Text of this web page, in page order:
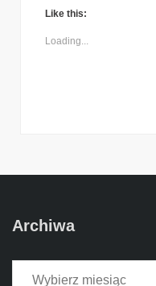
Like this:
Loading...
Archiwa